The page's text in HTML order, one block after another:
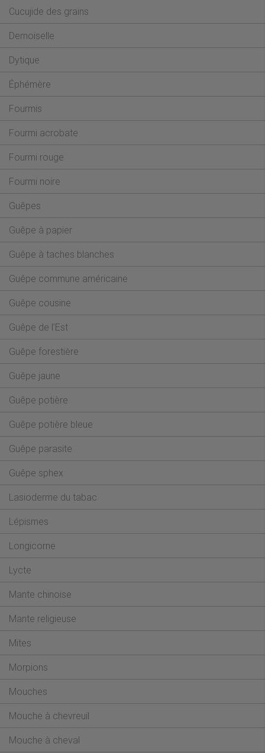
Cucujide des grains
Demoiselle
Dytique
Éphémère
Fourmis
Fourmi acrobate
Fourmi rouge
Fourmi noire
Guêpes
Guêpe à papier
Guêpe à taches blanches
Guêpe commune américaine
Guêpe cousine
Guêpe de l’Est
Guêpe forestière
Guêpe jaune
Guêpe potière
Guêpe potière bleue
Guêpe parasite
Guêpe sphex
Lasioderme du tabac
Lépismes
Longicorne
Lycte
Mante chinoise
Mante religieuse
Mites
Morpions
Mouches
Mouche à chevreuil
Mouche à cheval